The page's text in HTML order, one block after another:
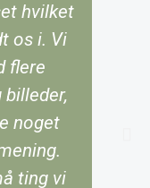
hvilket
os i. Vi
flere
noget
ting vi